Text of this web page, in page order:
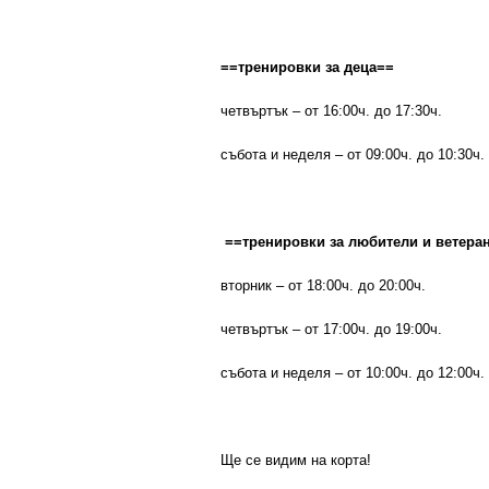
==тренировки за деца==
четвъртък – от 16:00ч. до 17:30ч.
събота и неделя – от 09:00ч. до 10:30ч.
==тренировки за любители и
вторник – от 18:00ч. до 20:00ч.
четвъртък – от 17:00ч. до 19:00ч.
събота и неделя – от 10:00ч. до 12:00ч.
Ще се видим на корта!